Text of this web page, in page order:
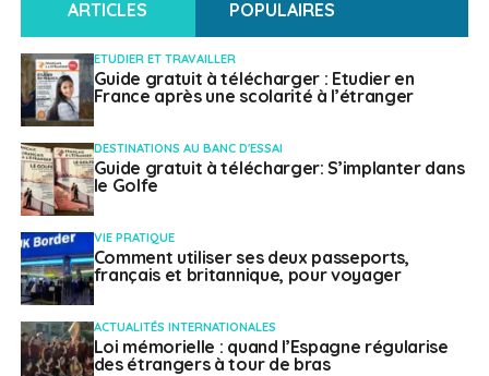
NE RATEZ PAS
Institut Français : Saison France-Portugal 2021
-2022
ARTICLES
POPULAIRES
ETUDIER ET TRAVAILLER
Guide gratuit à télécharger : Etudier en
France après une scolarité à l’étranger
DESTINATIONS AU BANC D'ESSAI
Guide gratuit à télécharger: S’implanter dans
le Golfe
VIE PRATIQUE
Comment utiliser ses deux passeports,
français et britannique, pour voyager
ACTUALITÉS INTERNATIONALES
Loi mémorielle : quand l’Espagne régularise
des étrangers à tour de bras